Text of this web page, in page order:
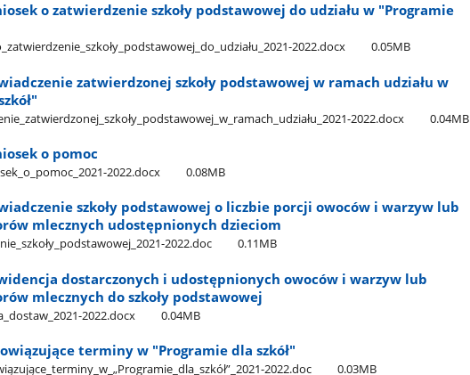
o zatwierdzenie szkoły podstawowej do udziału w "Programie
2022.docx 0.05MB
zatwierdzonej szkoły podstawowej w ramach udziału w
2022.docx 0.04MB
o pomoc
2022.docx 0.08MB
szkoły podstawowej o liczbie porcji owoców i warzyw lub
mlecznych udostępnionych dzieciom
2022.doc 0.11MB
dostarczonych i udostępnionych owoców i warzyw lub
mlecznych do szkoły podstawowej
2022.docx 0.04MB
terminy w "Programie dla szkół"
2022.doc 0.03MB